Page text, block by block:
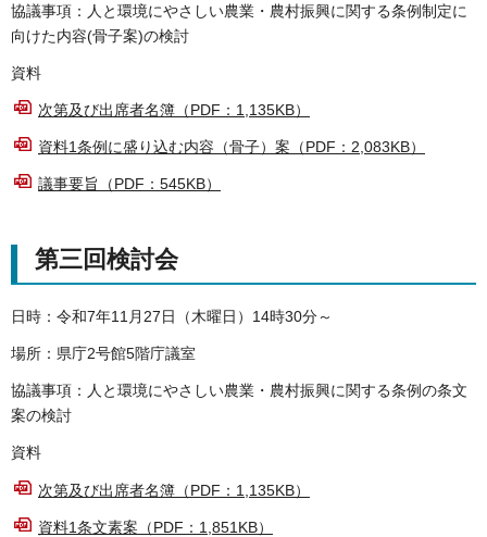
協議事項：人と環境にやさしい農業・農村振興に関する条例制定に
向けた内容(骨子案)の検討
資料
次第及び出席者名簿（PDF：1,135KB）
資料1条例に盛り込む内容（骨子）案（PDF：2,083KB）
議事要旨（PDF：545KB）
第三回検討会
日時：令和7年11月27日（木曜日）14時30分～
場所：県庁2号館5階庁議室
協議事項：人と環境にやさしい農業・農村振興に関する条例の条文
案の検討
資料
次第及び出席者名簿（PDF：1,135KB）
資料1条文素案（PDF：1,851KB）